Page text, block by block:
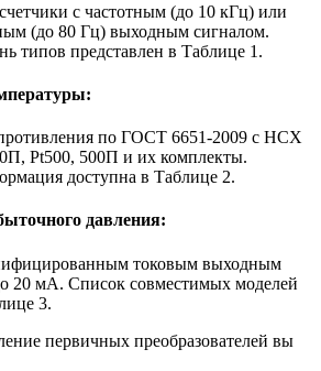
с частотным (до 10 кГц) или
(до 80 Гц) выходным сигналом.
типов представлен в Таблице 1.
по ГОСТ 6651-2009 с НСХ
Pt500, 500П и их комплекты.
доступна в Таблице 2.
давления:
токовым выходным
20 мА. Список совместимых моделей
3.
первичных преобразователей вы